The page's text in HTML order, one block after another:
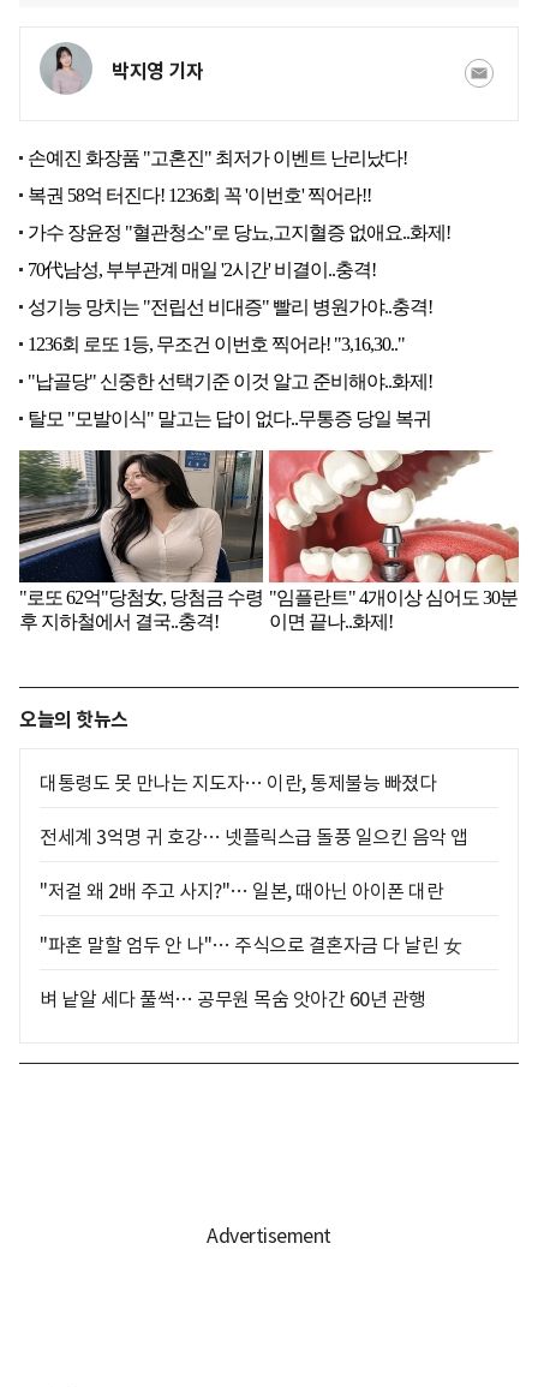
박지영 기자
오늘의 핫뉴스
대통령도 못 만나는 지도자… 이란, 통제불능 빠졌다
전세계 3억명 귀 호강… 넷플릭스급 돌풍 일으킨 음악 앱
"저걸 왜 2배 주고 사지?"… 일본, 때아닌 아이폰 대란
"파혼 말할 엄두 안 나"… 주식으로 결혼자금 다 날린 女
벼 낱알 세다 풀썩… 공무원 목숨 앗아간 60년 관행